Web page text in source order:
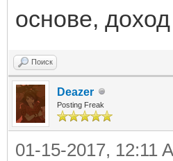
основе,
Поиск
Deazer
Posting Freak
01-15-2017, 12:11